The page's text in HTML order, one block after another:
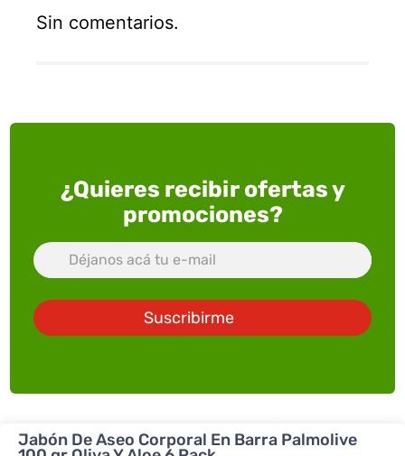
Sin comentarios.
¿Quieres recibir ofertas y
promociones?
Suscribirme
Jabón De Aseo Corporal En Barra Palmolive